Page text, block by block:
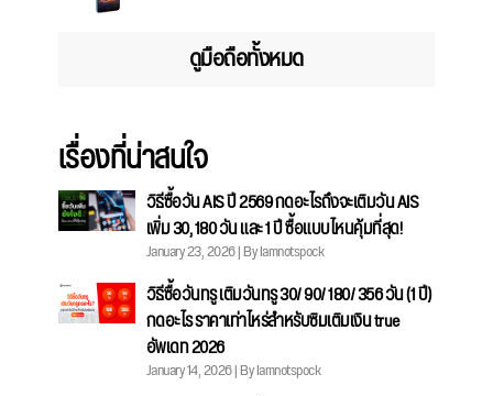
ดูมือถือทั้งหมด
เรื่องที่น่าสนใจ
วิธีซื้อวัน AIS ปี 2569 กดอะไรถึงจะเติมวัน AIS
เพิ่ม 30, 180 วัน และ 1 ปี ซื้อแบบไหนคุ้มที่สุด!
January 23, 2026 | By Iamnotspock
วิธีซื้อวันทรู เติมวันทรู 30/ 90/ 180/ 356 วัน (1 ปี)
กดอะไร ราคาเท่าไหร่สำหรับซิมเติมเงิน true
อัพเดท 2026
January 14, 2026 | By Iamnotspock